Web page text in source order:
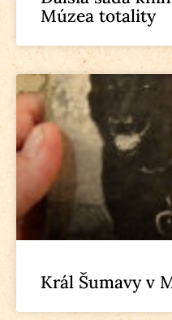
Múzea totality
Král Šumavy v